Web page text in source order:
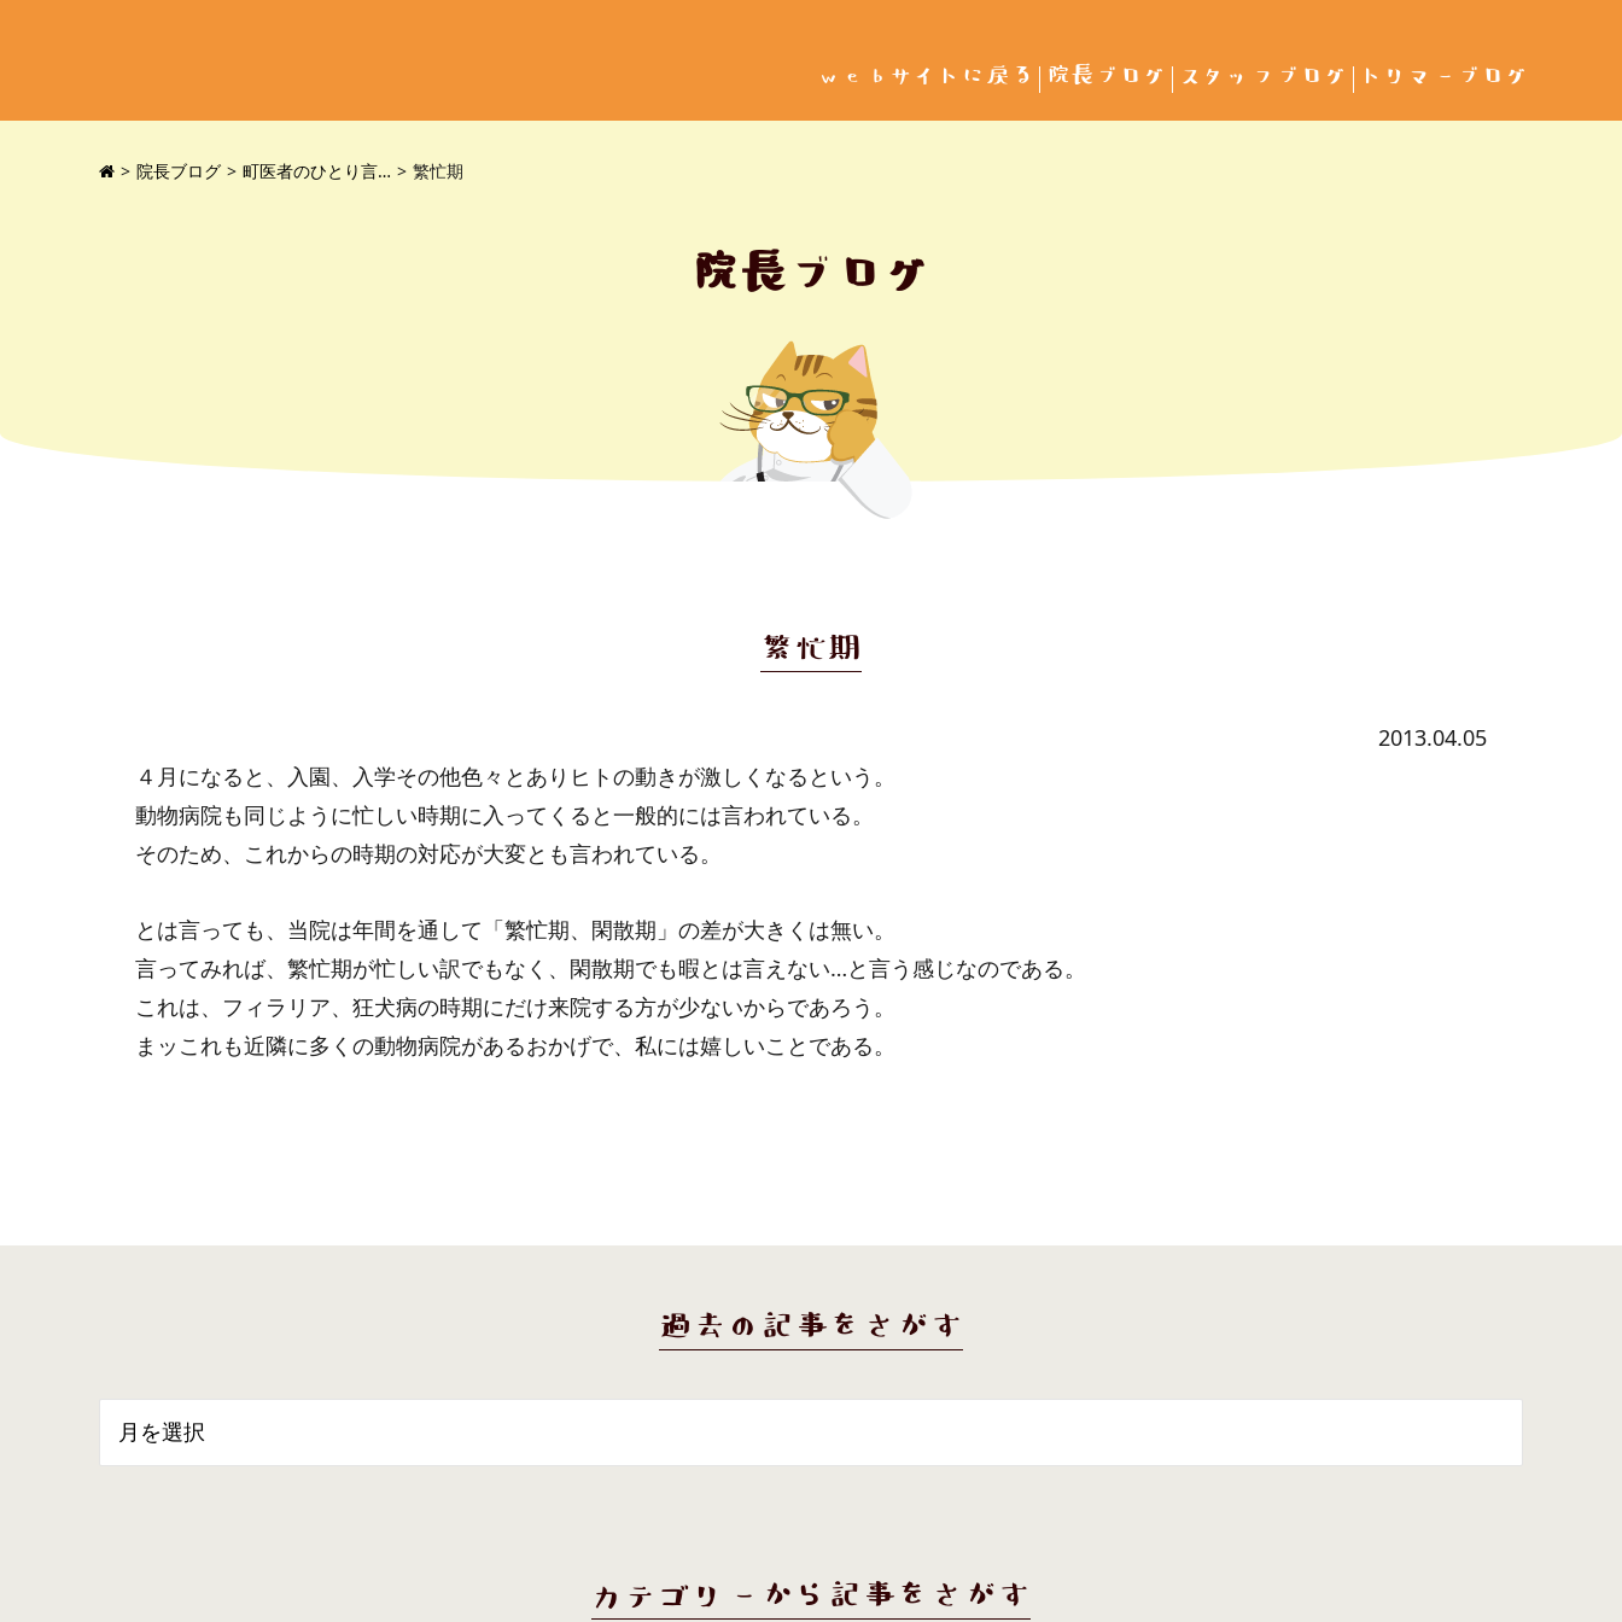
webサイトに戻る 院長ブログ スタッフブログ トリマーブログ
院長ブログ 町医者のひとり言… 繁忙期
院長ブログ
繁忙期
2013.04.05
４月になると、入園、入学その他色々とありヒトの動きが激しくなるという。
動物病院も同じように忙しい時期に入ってくると一般的には言われている。
そのため、これからの時期の対応が大変とも言われている。
とは言っても、当院は年間を通して「繁忙期、閑散期」の差が大きくは無い。
言ってみれば、繁忙期が忙しい訳でもなく、閑散期でも暇とは言えない…と言う感じなのである。
これは、フィラリア、狂犬病の時期にだけ来院する方が少ないからであろう。
まッこれも近隣に多くの動物病院があるおかげで、私には嬉しいことである。
過去の記事をさがす
カテゴリーから記事をさがす